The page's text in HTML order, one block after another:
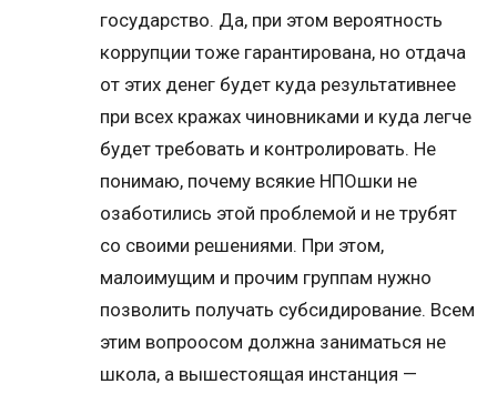
государство. Да, при этом вероятность
коррупции тоже гарантирована, но отдача
от этих денег будет куда результативнее
при всех кражах чиновниками и куда легче
будет требовать и контролировать. Не
понимаю, почему всякие НПОшки не
озаботились этой проблемой и не трубят
со своими решениями. При этом,
малоимущим и прочим группам нужно
позволить получать субсидирование. Всем
этим вопроосом должна заниматься не
школа, а вышестоящая инстанция —